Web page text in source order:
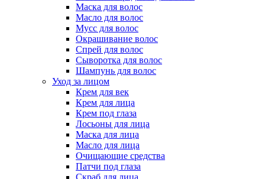
Маска для волос
Масло для волос
Мусс для волос
Окрашивание волос
Спрей для волос
Сыворотка для волос
Шампунь для волос
Уход за лицом
Крем для век
Крем для лица
Крем под глаза
Лосьоны для лица
Маска для лица
Масло для лица
Очищающие средства
Патчи под глаза
Скраб для лица